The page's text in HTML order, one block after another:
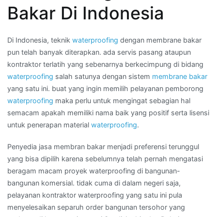
harga
waterproofing
per
roll
di
Wilayah
TOMOHON
Bakar Di Indonesia
Di Indonesia, teknik waterproofing dengan membrane bakar
pun telah banyak diterapkan. ada servis pasang ataupun
kontraktor terlatih yang sebenarnya berkecimpung di bidang
waterproofing salah satunya dengan sistem membrane bakar
yang satu ini. buat yang ingin memilih pelayanan pemborong
waterproofing maka perlu untuk mengingat sebagian hal
semacam apakah memiliki nama baik yang positif serta lisensi
untuk penerapan material waterproofing.
Penyedia jasa membran bakar menjadi preferensi terunggul
yang bisa dipilih karena sebelumnya telah pernah mengatasi
beragam macam proyek waterproofing di bangunan-
bangunan komersial. tidak cuma di dalam negeri saja,
pelayanan kontraktor waterproofing yang satu ini pula
menyelesaikan separuh order bangunan tersohor yang